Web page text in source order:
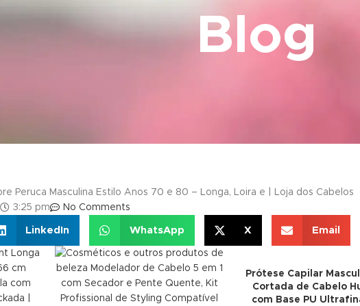
Blog
3:25 pm No Comments
LinkedIn WhatsApp X Email
Prótese Capilar
Cortada de Cabelo
com Base PU